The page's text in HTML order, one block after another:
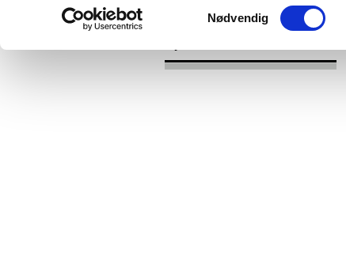
Samtykkevalg
Nødvendig